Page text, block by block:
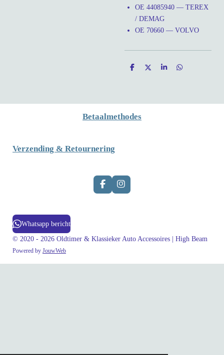
OE 44085940 — TEREX
/ DEMAG
OE 70660 — VOLVO
D
D
S
D
Betaalmethodes
Verzending & Retournering
F
a
k
I
n
a
Whatsapp bericht
© 2020 - 2026 Oldtimer & Klassieker Auto Accessoires | High Beam
Powered by JouwWeb